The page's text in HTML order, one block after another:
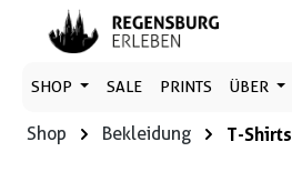
Hauptinhalt springen
Zur Suche springen
Zur Hauptnavigation springen
SHOP SALE PRINTS ÜBER
Shop Bekleidung T-Shirts